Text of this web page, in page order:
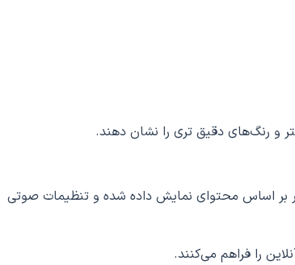
تصویر بر اساس محتوای نمایش داده شده و تنظیمات صوتی